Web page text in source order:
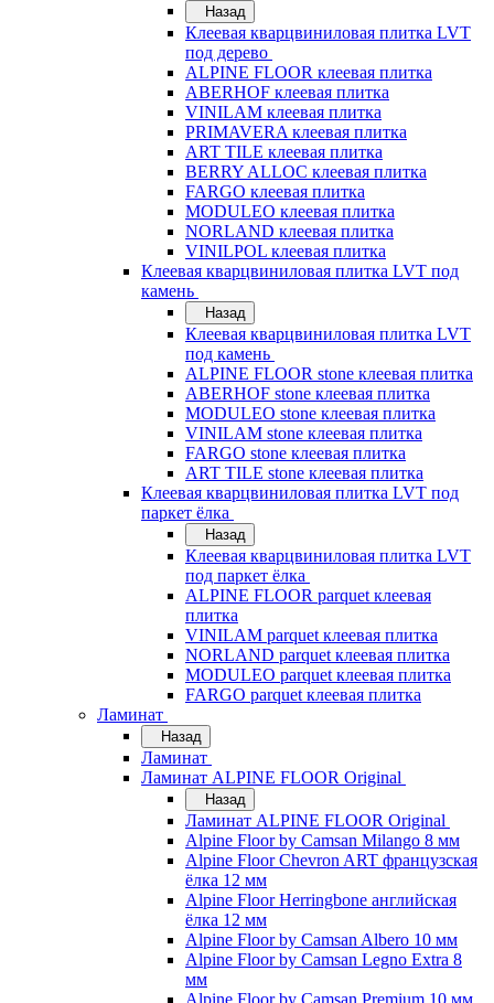
Назад
Клеевая кварцвиниловая плитка LVT
под дерево
ALPINE FLOOR клеевая плитка
ABERHOF клеевая плитка
VINILAM клеевая плитка
PRIMAVERA клеевая плитка
ART TILE клеевая плитка
BERRY ALLOC клеевая плитка
FARGO клеевая плитка
MODULEO клеевая плитка
NORLAND клеевая плитка
VINILPOL клеевая плитка
Клеевая кварцвиниловая плитка LVT под
камень
Назад
Клеевая кварцвиниловая плитка LVT
под камень
ALPINE FLOOR stone клеевая плитка
ABERHOF stone клеевая плитка
MODULEO stone клеевая плитка
VINILAM stone клеевая плитка
FARGO stone клеевая плитка
ART TILE stone клеевая плитка
Клеевая кварцвиниловая плитка LVT под
паркет ёлка
Назад
Клеевая кварцвиниловая плитка LVT
под паркет ёлка
ALPINE FLOOR parquet клеевая
плитка
VINILAM parquet клеевая плитка
NORLAND parquet клеевая плитка
MODULEO parquet клеевая плитка
FARGO parquet клеевая плитка
Ламинат
Назад
Ламинат
Ламинат ALPINE FLOOR Original
Назад
Ламинат ALPINE FLOOR Original
Alpine Floor by Camsan Milango 8 мм
Alpine Floor Chevron ART французская
ёлка 12 мм
Alpine Floor Herringbone английская
ёлка 12 мм
Alpine Floor by Camsan Albero 10 мм
Alpine Floor by Camsan Legno Extra 8
мм
Alpine Floor by Camsan Premium 10 мм